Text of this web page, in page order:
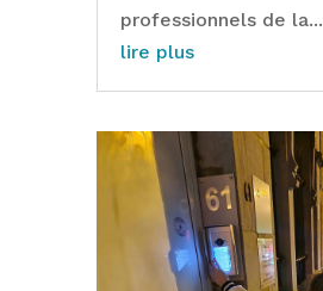
professionnels de la...
lire plus